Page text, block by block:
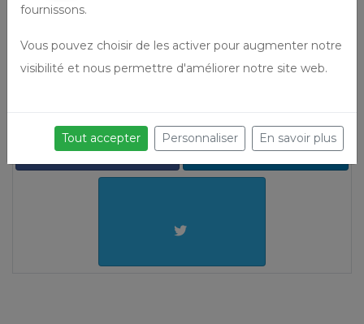
Partager cette prestation
fournissons.
Vous pouvez choisir de les activer pour augmenter notre
visibilité et nous permettre d'améliorer notre site web.
Tout accepter Personnaliser En savoir plus